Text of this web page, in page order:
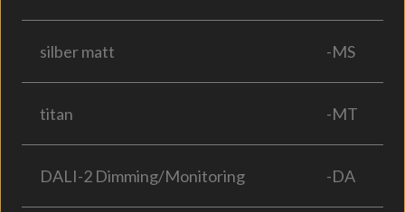
silber matt -MS
titan -MT
DALI-2 Dimming/Monitoring -DA